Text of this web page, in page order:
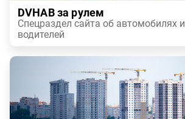
DVHAB за рулем
Спецраздел сайта об автомобилях
водителей